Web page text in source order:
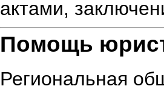
актами,
Помощь
Региональная